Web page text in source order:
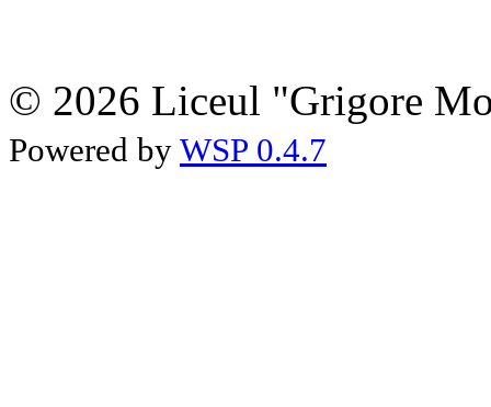
© 2026 Liceul "Grigore
Powered by WSP 0.4.7